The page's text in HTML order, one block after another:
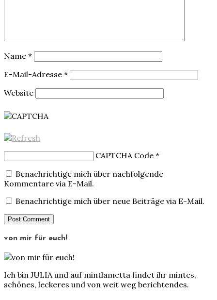
Name *
E-Mail-Adresse *
Website
CAPTCHA Code *
Benachrichtige mich über nachfolgende
Kommentare via E-Mail.
Benachrichtige mich über neue Beiträge via E-Mail.
von mir für euch!
Ich bin JULIA und auf mintlametta findet ihr mintes,
schönes, leckeres und von weit weg berichtendes.